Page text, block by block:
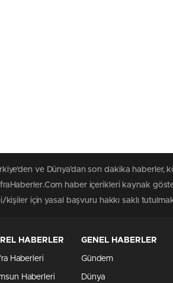
ve Dünya’dan son dakika haberler,
haber içerikleri kaynak
kişiler için yasal başvuru hakkı saklı
HABERLER
Haberleri
Haberleri
GENEL HABERLER
Gündem
Dünya